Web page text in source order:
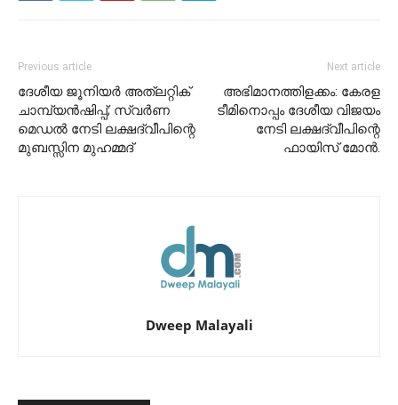
Previous article
ദേശീയ ജൂനിയർ അത്‌ലറ്റിക്
ചാമ്പ്യൻഷിപ്പ്; സ്വർണ
മെഡൽ നേടി ലക്ഷദ്വീപിന്റെ
മുബസ്സിന മുഹമ്മദ്
Next article
അഭിമാനത്തിളക്കം: കേരള
ടീമിനൊപ്പം ദേശീയ വിജയം
നേടി ലക്ഷദ്വീപിന്റെ
ഫായിസ് മോൻ.
Dweep Malayali